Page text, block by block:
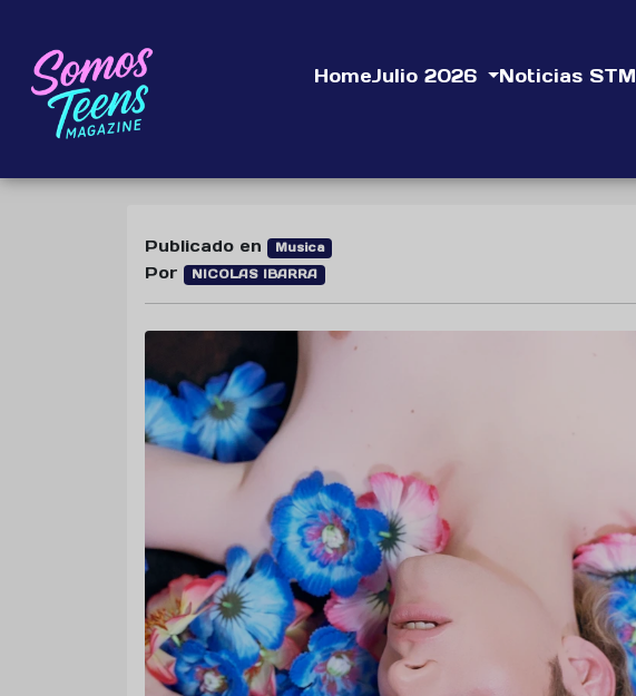
HomeJulio 2026 Noticias STM
Publicado en Musica
Por NICOLAS IBARRA